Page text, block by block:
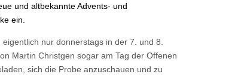
und altbekannte Advents- und
ein.
nur donnerstags in der 7. und 8.
Martin Christgen sogar am Tag der Offenen
sich die Probe anzuschauen und zu